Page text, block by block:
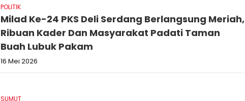
POLITIK
Milad Ke-24 PKS Deli Serdang Berlangsung Meriah,
Ribuan Kader Dan Masyarakat Padati Taman
Buah Lubuk Pakam
16 Mei 2026
SUMUT